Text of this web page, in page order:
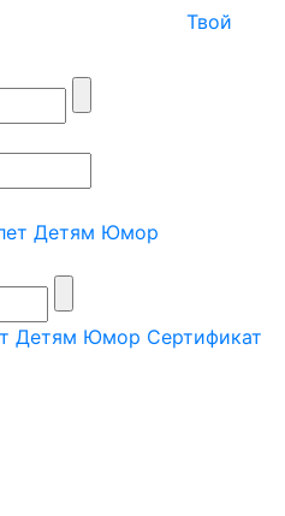
Твой
Детям Юмор
Детям Юмор Сертификат